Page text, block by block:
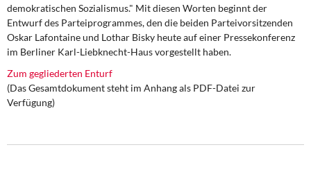
Weitere Themen
Memo-Gruppe
Institut Solidarische Moderne
demokratischen Sozialismus." Mit diesen Worten beginnt der
Entwurf des Parteiprogrammes, den die beiden Parteivorsitzenden
Oskar Lafontaine und Lothar Bisky heute auf einer Pressekonferenz
im Berliner Karl-Liebknecht-Haus vorgestellt haben.
Zum gegliederten Enturf
(Das Gesamtdokument steht im Anhang als PDF-Datei zur
Verfügung)